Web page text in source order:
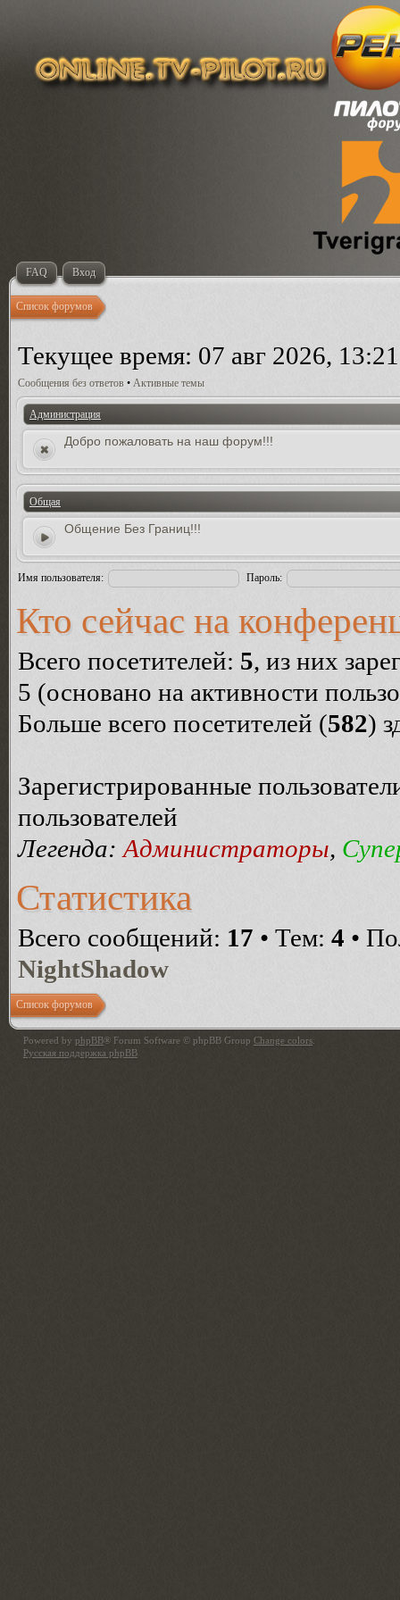
FAQ Вход
Список форумов
Текущее время: 07 авг 2026, 13:21
Сообщения без ответов • Активные темы
Администрация
Добро пожаловать на наш форум!!!
Общая
Общение Без Границ!!!
Имя пользователя: Пароль:
Кто сейчас на
Всего посетителей: 5, из них
5 (основано на активности
Больше всего посетителей (582)
Зарегистрированные
пользователей
Легенда: Администраторы,
Статистика
Всего сообщений: 17 • Тем: 4 •
NightShadow
Список форумов
Powered by phpBB® Forum Software © phpBB Group Change colors
Русская поддержка phpBB